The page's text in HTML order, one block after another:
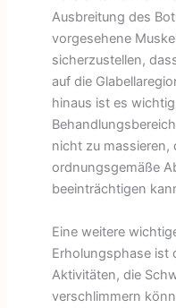
Ausbreitung des
vorgesehene
sicherzustellen,
auf die
hinaus ist es
nicht zu massieren,
ordnungsgemäße
beeinträchtigen
Eine weitere
Erholungsphase ist
Aktivitäten, die
verschlimmern